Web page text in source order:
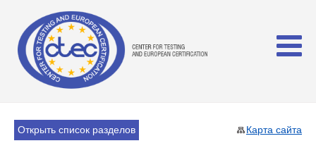
Карта сайта
Открыть список разделов